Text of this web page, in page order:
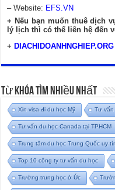
– Website: EFS.VN
+ Nếu bạn muốn thuê dịch
lý lịch thì có thể liên hệ đến
+ DIACHIDOANHNGHIEP.ORG
Từ Khóa Tìm Nhiều Nhất
Xin visa đi du học Mỹ Tư vấn
Tư vấn du học Canada tại TPHCM
Trung tâm du học Trung Quốc uy
Top 10 công ty tư vấn du học
Trường trung học ở Úc